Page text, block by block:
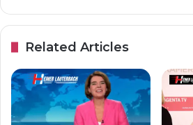
Related Articles